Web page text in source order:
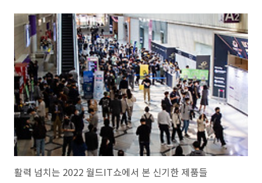
전, 중소가전, 홈디바이스, 전자제품, 정보기기, 전장솔루션, 웨어러블,
IoT, 통신, 보안 등등의 전기가 들어가는 모든 기술과 제품을 전시 관람할
수 있습니다. 요즘은 비슷한 전시회가 많아져서 집중도가 좀 떨어졌지만
최신 전자 기술을 만나볼 수 있어서 매년 찾습니다. 에스오에스랩의 차량
내장형 라이다 시장에서는 2025년이 되면 어느 정도 자율..
활력 넘치는 2022 월드IT쇼에서 본 신기한 제품들